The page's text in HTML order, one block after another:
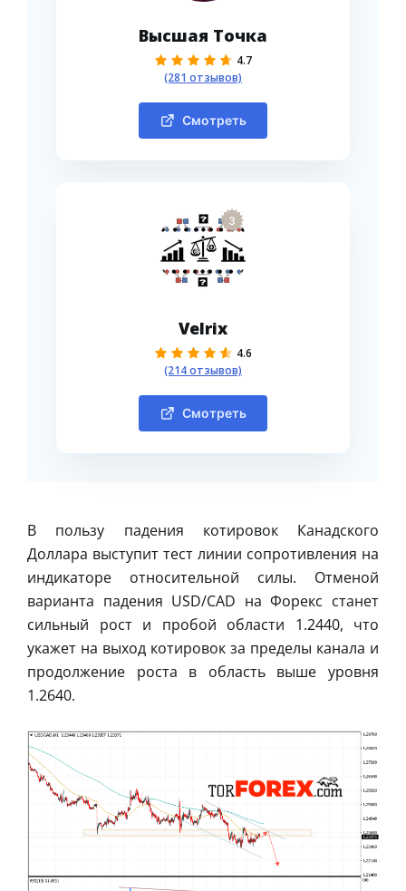
Высшая Точка
4.7
(281 отзывов)
Смотреть
3
Velrix
4.6
(214 отзывов)
Смотреть
В пользу падения котировок Канадского
Доллара выступит тест линии сопротивления на
индикаторе относительной силы. Отменой
варианта падения USD/CAD на Форекс станет
сильный рост и пробой области 1.2440, что
укажет на выход котировок за пределы канала и
продолжение роста в область выше уровня
1.2640.